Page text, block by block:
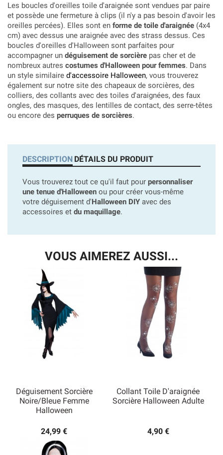
Les boucles d'oreilles toile d'araignée sont vendues par paire
et possède une fermeture à clips (il n'y a pas besoin d'avoir les
oreilles percées). Elles sont en forme de toile d'araignée (4x4
cm) avec dessus une araignée avec des strass dessus. Ces
boucles d'oreilles d'Halloween sont parfaites pour
accompagner un déguisement de sorcière pas cher et de
nombreux autres costumes d'Halloween pour femmes. Dans
un style similaire d'accessoire Halloween, vous trouverez
également sur notre site des chapeaux de sorcières, des
colliers, des collants avec des toiles d'araignées, des faux
ongles, des masques, des lentilles de contact, des serre-têtes
ou encore des perruques de sorcières.
DESCRIPTION DÉTAILS DU PRODUIT
Vous trouverez tout ce qu'il faut pour personnaliser
une tenue d'Halloween ou pour créer vous-même
votre déguisement d'Halloween DIY avec des
accessoires et du maquillage.
VOUS AIMEREZ AUSSI...
Déguisement Sorcière
Noire/Bleue Femme
Halloween
24,99 €
Collant Toile D'araignée
Sorcière Halloween Adulte
4,90 €